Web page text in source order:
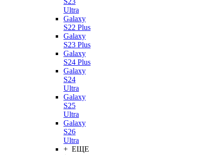
Ultra
Galaxy
S22 Plus
Galaxy
S23 Plus
Galaxy
S24 Plus
Galaxy
S24
Ultra
Galaxy
S25
Ultra
Galaxy
S26
Ultra
+ ЕЩЕ